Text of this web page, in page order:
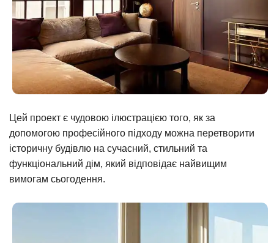
Цей проект є чудовою ілюстрацією того, як за
допомогою професійного підходу можна перетворити
історичну будівлю на сучасний, стильний та
функціональний дім, який відповідає найвищим
вимогам сьогодення.